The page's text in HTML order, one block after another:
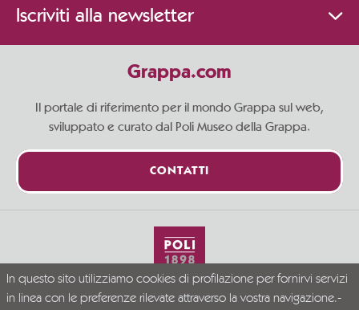
Iscriviti alla newsletter
Grappa.com
Il portale di riferimento per il mondo Grappa sul web,
sviluppato e curato dal Poli Museo della Grappa.
CONTATTI
Vivi la Grappa responsabilmente
In questo sito utilizziamo cookies di profilazione per fornirvi servizi
in linea con le preferenze rilevate attraverso la vostra navigazione.-